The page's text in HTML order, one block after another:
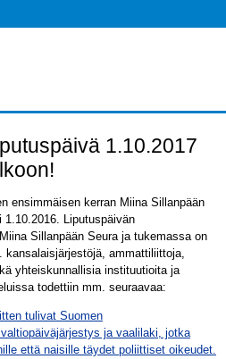
1.10.2017
ensimmäisen kerran Miina Sillanpään
1.10.2016. Liputuspäivän
Sillanpään Seura ja tukemassa on
kansalaisjärjestöjä, ammattiliittoja,
yhteiskunnallisia instituutioita ja
todettiin mm. seuraavaa:
tulivat Suomen
ja vaalilaki, jotka
että naisille täydet poliittiset oikeudet.